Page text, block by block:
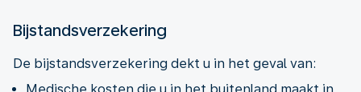
Bijstandsverzekering
De bijstandsverzekering dekt u in het geval van: